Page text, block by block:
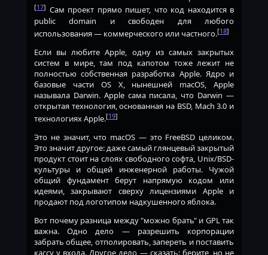
[17] Сам проект прямо пишет, что код находится в
public domain и свободен для любого
использования — коммерческого или частного.[18]
Если вы любите Apple, одну из самых закрытых
систем в мире, там под капотом тоже лежит не
полностью собственная разработка Apple. Ядро и
базовые части OS X, нынешней macOS, Apple
называла Darwin. Apple сама писала, что Darwin —
открытая технология, основанная на BSD, Mach 3.0 и
технологиях Apple.[19]
Это не значит, что macOS — это FreeBSD целиком.
Это значит другое: даже самый глянцевый закрытый
продукт стоит на слоях свободного софта, Unix/BSD-
культуры и общей инженерной работы. Чужой
общий фундамент берут напрямую кодом или
идеями, закрывают сверху лицензиями Apple и
продают под логотипом надкушенного яблока.
Вот почему разница между "можно брать" и GPL так
важна. Одно дело — разрешить корпорации
забрать общее, отполировать, запереть и поставить
кассу у входа. Другое дело — сказать: берите, но не